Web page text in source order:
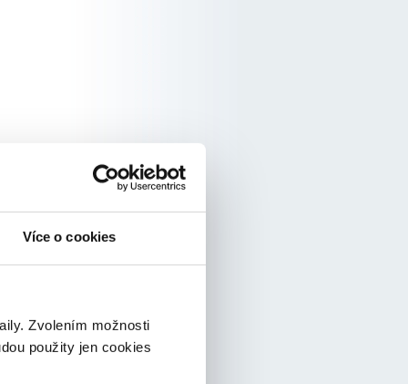
Více o cookies
Zvolením možnosti
použity jen cookies